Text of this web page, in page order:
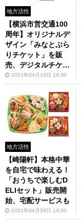
地方活性
【横浜市営交通100
周年】オリジナルデ
ザイン「みなとぶら
りチケット」を販
売、デジタルチケッ
トも2021年04月15日 19:30
地方活性
【崎陽軒】本格中華
を自宅で味わえる！
「おうちで楽しむD
ELIセット」販売開
始、宅配サービスも
2021年04月28日 14:00